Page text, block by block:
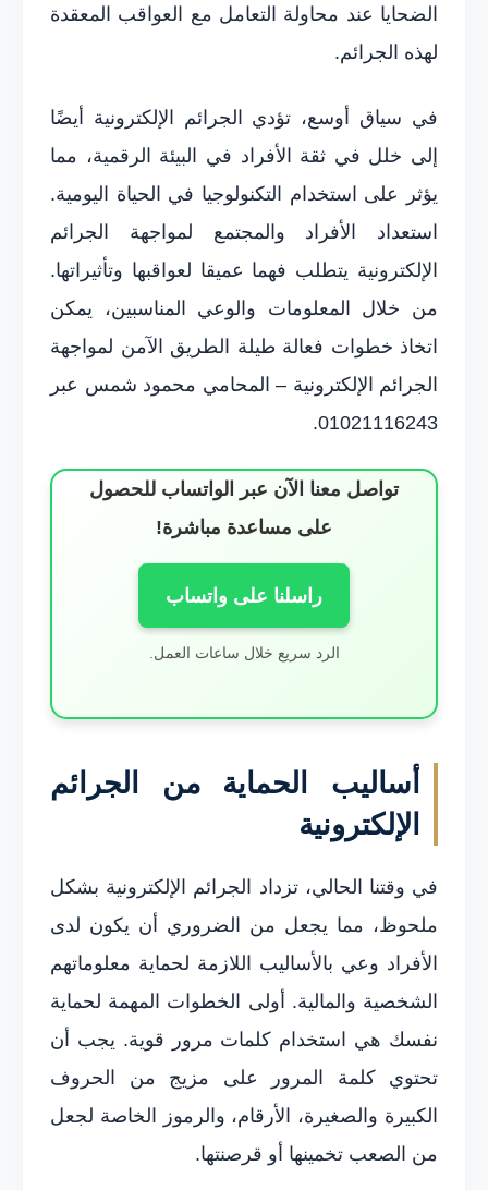
الضحايا عند محاولة التعامل مع العواقب المعقدة
لهذه الجرائم.
في سياق أوسع، تؤدي الجرائم الإلكترونية أيضًا
إلى خلل في ثقة الأفراد في البيئة الرقمية، مما
يؤثر على استخدام التكنولوجيا في الحياة اليومية.
استعداد الأفراد والمجتمع لمواجهة الجرائم
الإلكترونية يتطلب فهما عميقا لعواقبها وتأثيراتها.
من خلال المعلومات والوعي المناسبين، يمكن
اتخاذ خطوات فعالة طيلة الطريق الآمن لمواجهة
الجرائم الإلكترونية – المحامي محمود شمس عبر
01021116243.
تواصل معنا الآن عبر الواتساب للحصول
على مساعدة مباشرة!
راسلنا على واتساب
الرد سريع خلال ساعات العمل.
أساليب الحماية من الجرائم
الإلكترونية
في وقتنا الحالي، تزداد الجرائم الإلكترونية بشكل
ملحوظ، مما يجعل من الضروري أن يكون لدى
الأفراد وعي بالأساليب اللازمة لحماية معلوماتهم
الشخصية والمالية. أولى الخطوات المهمة لحماية
نفسك هي استخدام كلمات مرور قوية. يجب أن
تحتوي كلمة المرور على مزيج من الحروف
الكبيرة والصغيرة، الأرقام، والرموز الخاصة لجعل
من الصعب تخمينها أو قرصنتها.